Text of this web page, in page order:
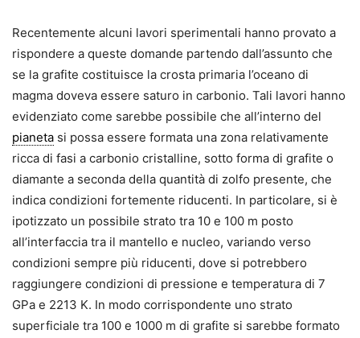
Recentemente alcuni lavori sperimentali hanno provato a
rispondere a queste domande partendo dall’assunto che
se la grafite costituisce la crosta primaria l’oceano di
magma doveva essere saturo in carbonio. Tali lavori hanno
evidenziato come sarebbe possibile che all’interno del
pianeta si possa essere formata una zona relativamente
ricca di fasi a carbonio cristalline, sotto forma di grafite o
diamante a seconda della quantità di zolfo presente, che
indica condizioni fortemente riducenti. In particolare, si è
ipotizzato un possibile strato tra 10 e 100 m posto
all’interfaccia tra il mantello e nucleo, variando verso
condizioni sempre più riducenti, dove si potrebbero
raggiungere condizioni di pressione e temperatura di 7
GPa e 2213 K. In modo corrispondente uno strato
superficiale tra 100 e 1000 m di grafite si sarebbe formato